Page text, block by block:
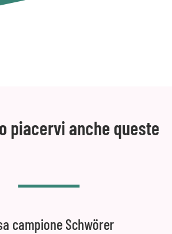
piacervi anche queste
campione Schwörer